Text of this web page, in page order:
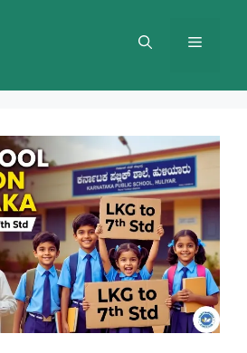
Menu